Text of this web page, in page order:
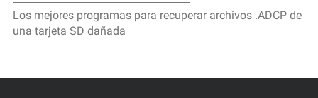
Los mejores programas para recuperar archivos .ADCP de
una tarjeta SD dañada